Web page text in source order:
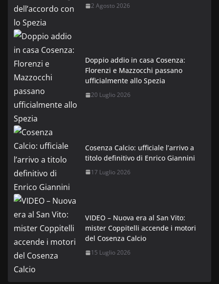
2 Agosto 2026
Doppio addio in casa Cosenza:
Florenzi e Mazzocchi passano
ufficialmente allo Spezia
20 Luglio 2026
Cosenza Calcio: ufficiale l’arrivo a
titolo definitivo di Enrico Giannini
17 Luglio 2026
VIDEO – Nuova era al San Vito:
mister Coppitelli accende i motori
del Cosenza Calcio
15 Luglio 2026